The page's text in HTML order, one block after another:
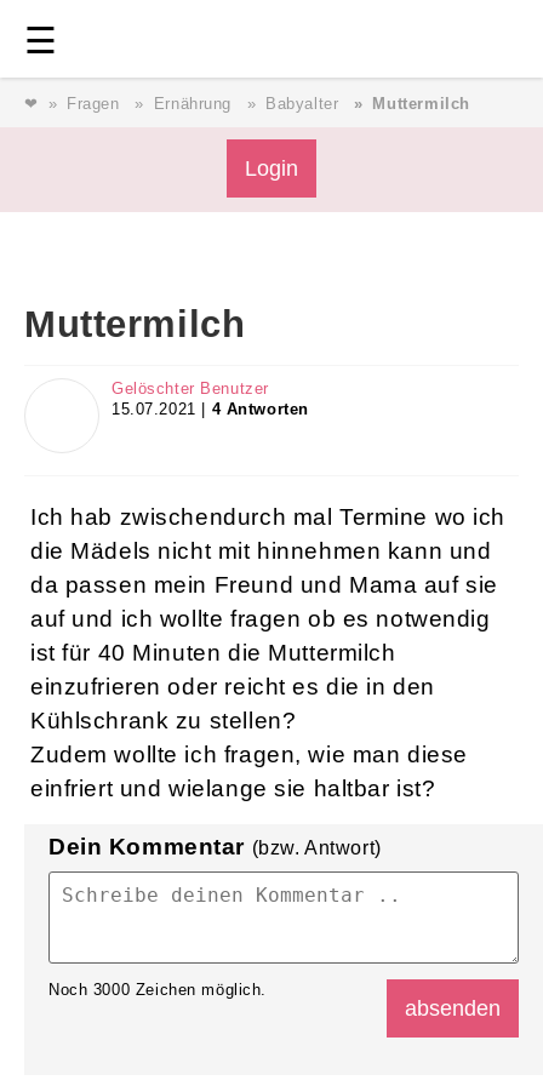
☰
❤ Fragen Ernährung Babyalter Muttermilch
Login
Muttermilch
Gelöschter Benutzer
15.07.2021 | 4 Antworten
Ich hab zwischendurch mal Termine wo ich
die Mädels nicht mit hinnehmen kann und
da passen mein Freund und Mama auf sie
auf und ich wollte fragen ob es notwendig
ist für 40 Minuten die Muttermilch
einzufrieren oder reicht es die in den
Kühlschrank zu stellen?
Zudem wollte ich fragen, wie man diese
einfriert und wielange sie haltbar ist?
Dein Kommentar (bzw. Antwort)
Noch 3000 Zeichen möglich.
Forum
Service